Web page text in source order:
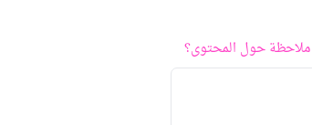
حول المحتوى؟